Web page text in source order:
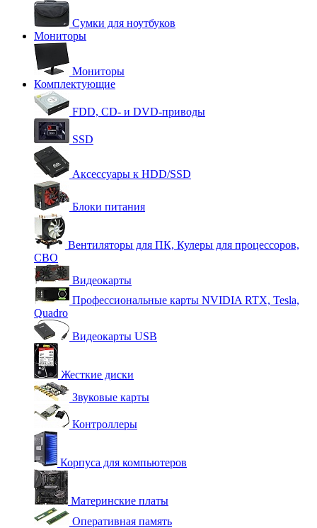
Сумки для ноутбуков
Мониторы
Мониторы
Комплектующие
FDD, CD- и DVD-приводы
SSD
Аксессуары к HDD/SSD
Блоки питания
Вентиляторы для ПК, Кулеры для процессоров,
СВО
Видеокарты
Профессиональные карты NVIDIA RTX, Tesla,
Quadro
Видеокарты USB
Жесткие диски
Звуковые карты
Контроллеры
Корпуса для компьютеров
Материнские платы
Оперативная память